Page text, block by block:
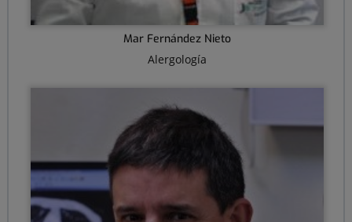
Mar Fernández Nieto
Alergología